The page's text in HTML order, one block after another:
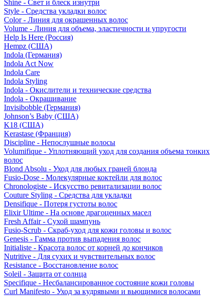
Shine - Свет и блеск изнутри
Style - Средства укладки волос
Color - Линия для окрашенных волос
Volume - Линия для объема, эластичности и упругости
Help Is Here (Россия)
Hempz (США)
Indola (Германия)
Indola Act Now
Indola Care
Indola Styling
Indola - Окислители и технические средства
Indola - Окрашивание
Invisibobble (Германия)
Johnson’s Baby (США)
K18 (США)
Kerastase (Франция)
Discipline - Непослушные волосы
Volumifique - Уплотняющий уход для создания объема тонких
волос
Blond Absolu - Уход для любых граней блонда
Fusio-Dose - Молекулярные коктейли для волос
Chronologiste - Искусство ревитализации волос
Couture Styling - Средства для укладки
Densifique - Потеря густоты волос
Elixir Ultime - На основе драгоценных масел
Fresh Affair - Сухой шампунь
Fusio-Scrub - Скраб-уход для кожи головы и волос
Genesis - Гамма против выпадения волос
Initialiste - Красота волос от корней до кончиков
Nutritive - Для сухих и чувствительных волос
Resistance - Восстановление волос
Soleil - Защита от солнца
Specifique - Несбалансированное состояние кожи головы
Curl Manifesto - Уход за кудрявыми и вьющимися волосами